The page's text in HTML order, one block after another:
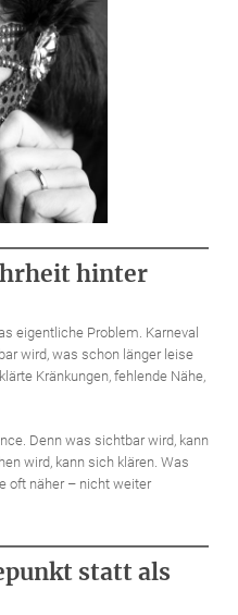
hinter
eigentliche Problem. Karneval
wird, was schon länger leise
Kränkungen, fehlende Nähe,
Denn was sichtbar wird, kann
wird, kann sich klären. Was
oft näher – nicht weiter
statt als